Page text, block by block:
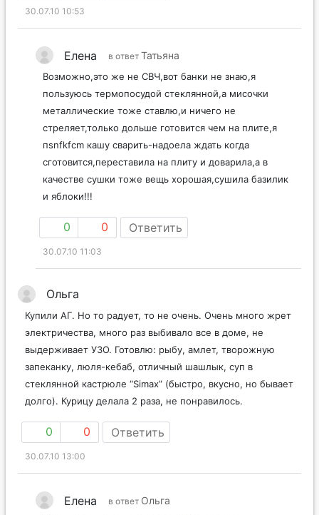
30.07.10 10:53
Елена в ответ Татьяна
Возможно,это же не СВЧ,вот банки не знаю,я
пользуюсь термопосудой стеклянной,а мисочки
металлические тоже ставлю,и ничего не
стреляет,только дольше готовится чем на плите,я
пsnfkfcm кашу сварить-надоела ждать когда
сготовится,переставила на плиту и доварила,а в
качестве сушки тоже вещь хорошая,сушила базилик
и яблоки!!!
0 0 Ответить
30.07.10 11:03
Ольга
Купили АГ. Но то радует, то не очень. Очень много жрет
электричества, много раз выбивало все в доме, не
выдерживает УЗО. Готовлю: рыбу, амлет, творожную
запеканку, люля-кебаб, отличный шашлык, суп в
стеклянной кастрюле “Simax” (быстро, вкусно, но бывает
долго). Курицу делала 2 раза, не понравилось.
0 0 Ответить
30.07.10 13:00
Елена в ответ Ольга